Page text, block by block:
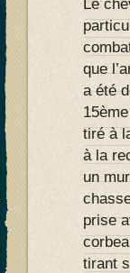
Le
que
a été
tiré à
à la
un
prise
tirant